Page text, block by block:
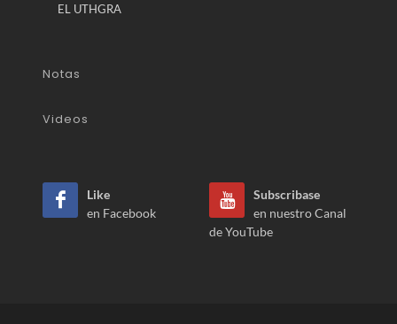
EL UTHGRA
Notas
Videos
Like
en Facebook
Subscribase
en nuestro Canal
de YouTube